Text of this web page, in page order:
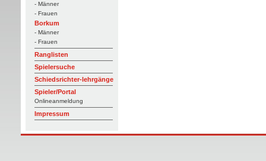
- Männer
- Frauen
Borkum
- Männer
- Frauen
Ranglisten
Spielersuche
Schiedsrichter-lehrgänge
Spieler/Portal
Onlineanmeldung
Impressum